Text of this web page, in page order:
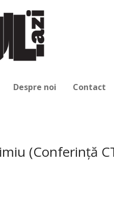
Despre noi Contact
(Conferinţă